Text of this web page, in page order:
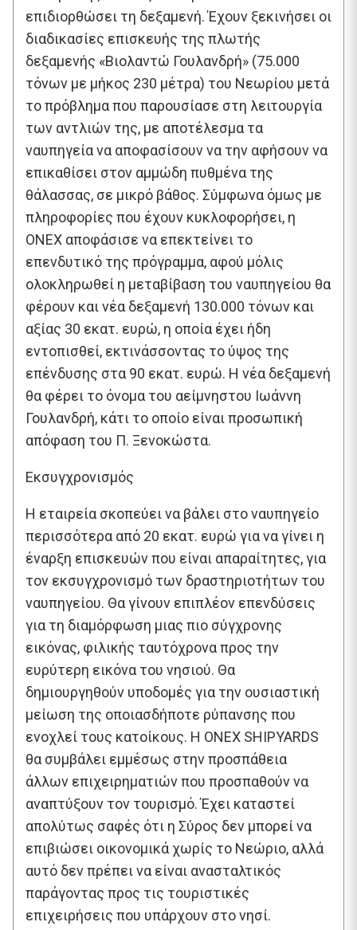
επιδιορθώσει τη δεξαμενή. Έχουν ξεκινήσει οι
διαδικασίες επισκευής της πλωτής
δεξαμενής «Βιολαντώ Γουλανδρή» (75.000
τόνων με μήκος 230 μέτρα) του Νεωρίου μετά
το πρόβλημα που παρουσίασε στη λειτουργία
των αντλιών της, με αποτέλεσμα τα
ναυπηγεία να αποφασίσουν να την αφήσουν να
επικαθίσει στον αμμώδη πυθμένα της
θάλασσας, σε μικρό βάθος. Σύμφωνα όμως με
πληροφορίες που έχουν κυκλοφορήσει, η
ONEX αποφάσισε να επεκτείνει το
επενδυτικό της πρόγραμμα, αφού μόλις
ολοκληρωθεί η μεταβίβαση του ναυπηγείου θα
φέρουν και νέα δεξαμενή 130.000 τόνων και
αξίας 30 εκατ. ευρώ, η οποία έχει ήδη
εντοπισθεί, εκτινάσσοντας το ύψος της
επένδυσης στα 90 εκατ. ευρώ. Η νέα δεξαμενή
θα φέρει το όνομα του αείμνηστου Ιωάννη
Γουλανδρή, κάτι το οποίο είναι προσωπική
απόφαση του Π. Ξενοκώστα.
Εκσυγχρονισμός
Η εταιρεία σκοπεύει να βάλει στο ναυπηγείο
περισσότερα από 20 εκατ. ευρώ για να γίνει η
έναρξη επισκευών που είναι απαραίτητες, για
τον εκσυγχρονισμό των δραστηριοτήτων του
ναυπηγείου. Θα γίνουν επιπλέον επενδύσεις
για τη διαμόρφωση μιας πιο σύγχρονης
εικόνας, φιλικής ταυτόχρονα προς την
ευρύτερη εικόνα του νησιού. Θα
δημιουργηθούν υποδομές για την ουσιαστική
μείωση της οποιασδήποτε ρύπανσης που
ενοχλεί τους κατοίκους. Η ONEX SHIPYARDS
θα συμβάλει εμμέσως στην προσπάθεια
άλλων επιχειρηματιών που προσπαθούν να
αναπτύξουν τον τουρισμό. Έχει καταστεί
απολύτως σαφές ότι η Σύρος δεν μπορεί να
επιβιώσει οικονομικά χωρίς το Νεώριο, αλλά
αυτό δεν πρέπει να είναι ανασταλτικός
παράγοντας προς τις τουριστικές
επιχειρήσεις που υπάρχουν στο νησί.